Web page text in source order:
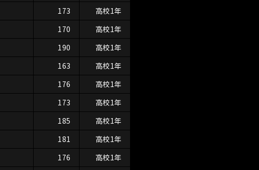
173
高校1年
170
高校1年
190
高校1年
163
高校1年
176
高校1年
173
高校1年
185
高校1年
181
高校1年
176
高校1年